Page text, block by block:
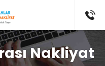
Nakliyat